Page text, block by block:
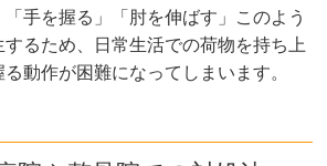
手を握る」「肘を伸ばす」このよう
るため、日常生活での荷物を持ち上
動作が困難になってしまいます。